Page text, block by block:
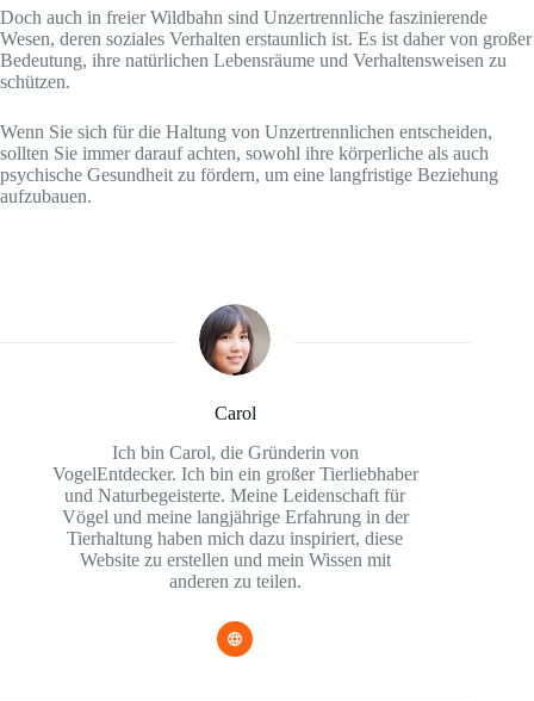
Doch auch in freier Wildbahn sind Unzertrennliche faszinierende
Wesen, deren soziales Verhalten erstaunlich ist. Es ist daher von großer
Bedeutung, ihre natürlichen Lebensräume und Verhaltensweisen zu
schützen.
Wenn Sie sich für die Haltung von Unzertrennlichen entscheiden,
sollten Sie immer darauf achten, sowohl ihre körperliche als auch
psychische Gesundheit zu fördern, um eine langfristige Beziehung
aufzubauen.
Carol
Ich bin Carol, die Gründerin von
VogelEntdecker. Ich bin ein großer Tierliebhaber
und Naturbegeisterte. Meine Leidenschaft für
Vögel und meine langjährige Erfahrung in der
Tierhaltung haben mich dazu inspiriert, diese
Website zu erstellen und mein Wissen mit
anderen zu teilen.